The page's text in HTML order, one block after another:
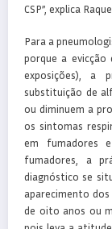
CSP”, explica
Para a
porque a
exposições), a
substituição de
ou diminuem a
os sintomas
em fumadores
fumadores, a
diagnóstico se
aparecimento
de oito anos ou